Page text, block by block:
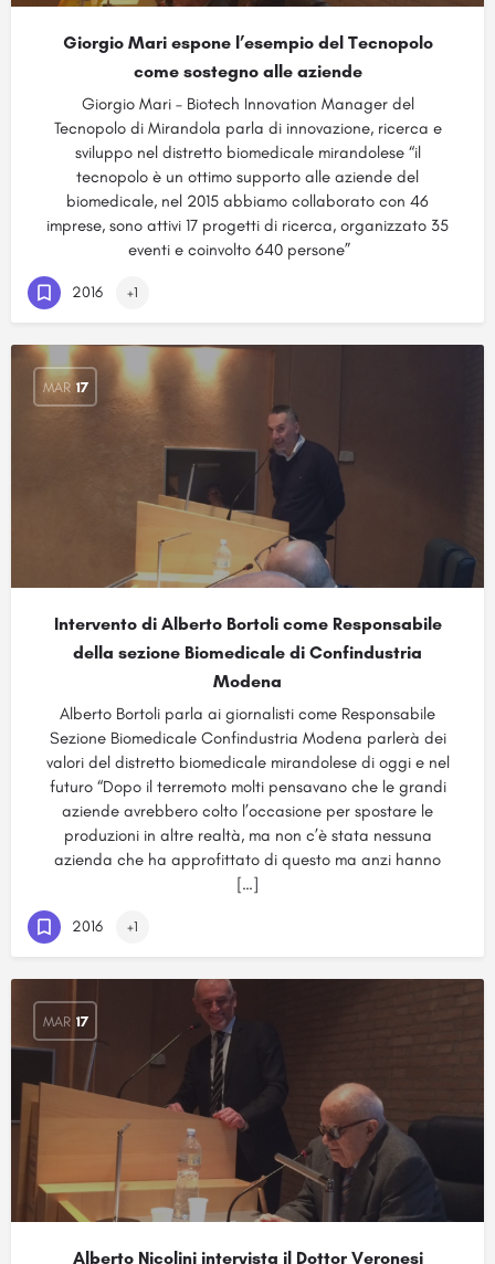
Giorgio Mari espone l’esempio del Tecnopolo
come sostegno alle aziende
Giorgio Mari – Biotech Innovation Manager del
Tecnopolo di Mirandola parla di innovazione, ricerca e
sviluppo nel distretto biomedicale mirandolese “il
tecnopolo è un ottimo supporto alle aziende del
biomedicale, nel 2015 abbiamo collaborato con 46
imprese, sono attivi 17 progetti di ricerca, organizzato 35
eventi e coinvolto 640 persone”
2016 +1
MAR 17
Intervento di Alberto Bortoli come Responsabile
della sezione Biomedicale di Confindustria
Modena
Alberto Bortoli parla ai giornalisti come Responsabile
Sezione Biomedicale Confindustria Modena parlerà dei
valori del distretto biomedicale mirandolese di oggi e nel
futuro “Dopo il terremoto molti pensavano che le grandi
aziende avrebbero colto l’occasione per spostare le
produzioni in altre realtà, ma non c’è stata nessuna
azienda che ha approfittato di questo ma anzi hanno
[…]
2016 +1
MAR 17
Alberto Nicolini intervista il Dottor Veronesi